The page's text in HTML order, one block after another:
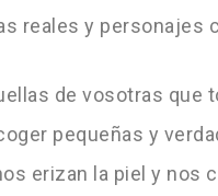
reales y personajes
de vosotras que
pequeñas y
erizan la piel y nos